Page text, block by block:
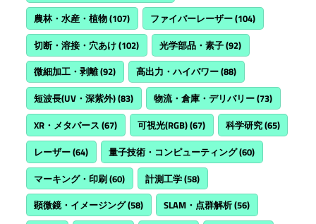
農林・水産・植物(107) ファイバーレーザー(104)
切断・溶接・穴あけ(102) 光学部品・素子(92)
微細加工・剥離(92) 高出力・ハイパワー(88)
短波長(UV・深紫外)(83) 物流・倉庫・デリバリー(73)
XR・メタバース (67) 可視光(RGB)(67) 科学研究(65)
レーザー(64) 量子技術・コンピューティング(60)
マーキング・印刷(60) 計測工学(58)
顕微鏡・イメージング(58) SLAM・点群解析(56)